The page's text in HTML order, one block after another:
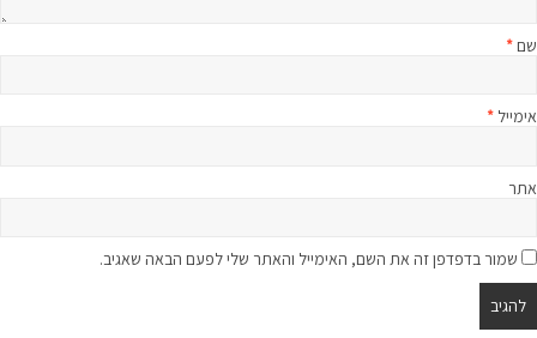
שם*
אימייל *
אתר
שמור בדפדפן זה את השם, האימייל והאתר שלי לפעם הבאה שאגיב.